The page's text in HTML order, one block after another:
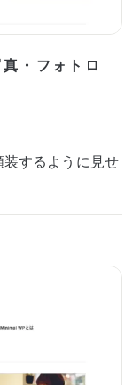
・フォトロ
するように見せ